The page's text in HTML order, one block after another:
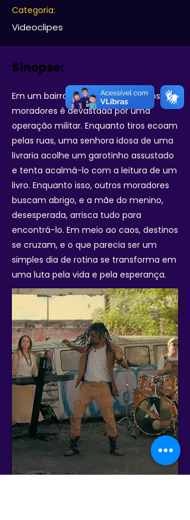
Categoria:
Videoclipes
Sinopse:
Em um bairro tranquilo, a rotina dos
moradores é devastada por uma
operação militar. Enquanto tiros ecoam
pelas ruas, uma senhora idosa de uma
livraria acolhe um garotinho assustado
e tenta acalmá-lo com a leitura de um
livro. Enquanto isso, outros moradores
buscam abrigo, e a mãe do menino,
desesperada, arrisca tudo para
encontrá-lo. Em meio ao caos, destinos
se cruzam, e o que parecia ser um
simples dia de rotina se transforma em
uma luta pela vida e pela esperança.